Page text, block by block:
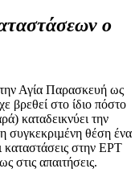
ο
Αγία Παρασκευή ως
βρεθεί στο ίδιο πόστο
καταδεικνύει την
συγκεκριµένη θέση ένα
καταστάσεις στην ΕΡΤ
στις απαιτήσεις.